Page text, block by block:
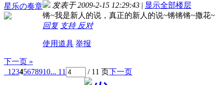
星乐の奏章 发表于 2009-2-15 12:29:43 | 显示全部楼层
锵~我是新人的说，真正的新人的说~锵锵锵~撒花~
回复 支持 反对
使用道具 举报
下一页 »
1 2345678910... 11 / 11 页下一页